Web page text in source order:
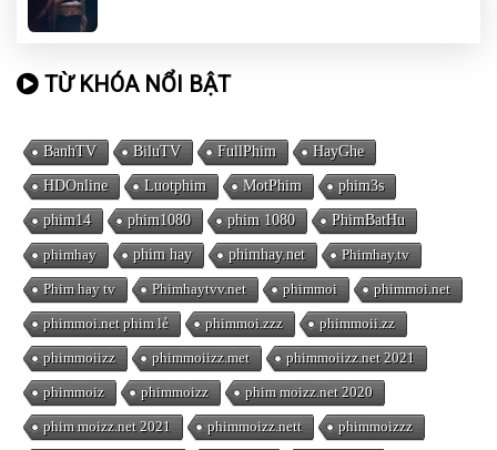
TỪ KHÓA NỔI BẬT
BanhTV BiluTV FullPhim HayGhe
HDOnline Luotphim MotPhim phim3s
phim14 phim1080 phim 1080 PhimBatHu
phimhay phim hay phimhay.net Phimhay.tv
Phim hay tv Phimhaytvv.net phimmoi phimmoi.net
phimmoi.net phim lẻ phimmoi.zzz phimmoii.zz
phimmoiizz phimmoiizz.met phimmoiizz.net 2021
phimmoiz phimmoizz phim moizz.net 2020
phim moizz.net 2021 phimmoizz.nett phimmoizzz